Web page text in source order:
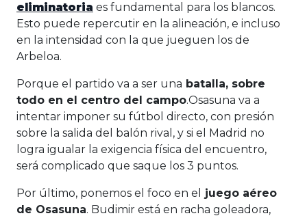
eliminatoria es fundamental para los blancos.
Esto puede repercutir en la alineación, e incluso
en la intensidad con la que jueguen los de
Arbeloa.
Porque el partido va a ser una batalla, sobre
todo en el centro del campo.Osasuna va a
intentar imponer su fútbol directo, con presión
sobre la salida del balón rival, y si el Madrid no
logra igualar la exigencia física del encuentro,
será complicado que saque los 3 puntos.
Por último, ponemos el foco en el
juego aéreo
de Osasuna. Budimir está en racha goleadora,